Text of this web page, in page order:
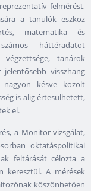
felmérést,
a tanulók eszköz
matematika és
háttéradatot
tanárok
visszhang
késve közölt
is alig értesülhetett,
el.
a Monitor-vizsgálat,
oktatáspolitikai
feltárását célozta a
keresztül. A mérések
köszönhetően